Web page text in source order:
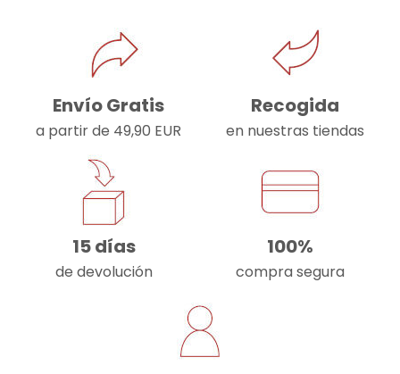
Envío Gratis
a partir de 49,90 EUR
Recogida
en nuestras tiendas
15 días
de devolución
100%
compra segura